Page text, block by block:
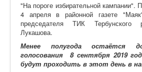
"На пороге избирательной кампании".
4 апреля в районной газете
председателя ТИК Тербунского
Лукашова.
Менее полугода остаётся
голосования 8 сентября 2019
будут проходить в этот день в